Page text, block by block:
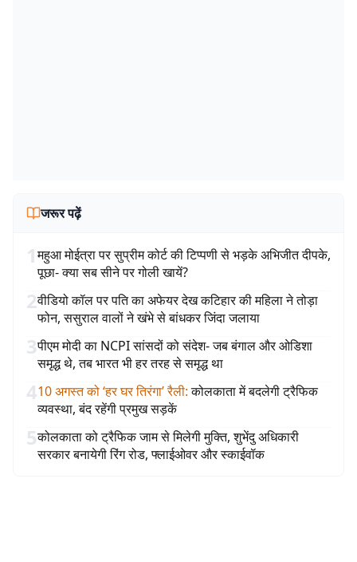
जरूर पढ़ें
1महुआ मोईत्रा पर सुप्रीम कोर्ट की टिप्पणी से भड़के अभिजीत दीपके,
पूछा- क्या सब सीने पर गोली खायें?
2वीडियो कॉल पर पति का अफेयर देख कटिहार की महिला ने तोड़ा
फोन, ससुराल वालों ने खंभे से बांधकर जिंदा जलाया
3पीएम मोदी का NCPI सांसदों को संदेश- जब बंगाल और ओडिशा
समृद्ध थे, तब भारत भी हर तरह से समृद्ध था
410 अगस्त को ‘हर घर तिरंगा’ रैली: कोलकाता में बदलेगी ट्रैफिक
व्यवस्था, बंद रहेंगी प्रमुख सड़कें
5कोलकाता को ट्रैफिक जाम से मिलेगी मुक्ति, शुभेंदु अधिकारी
सरकार बनायेगी रिंग रोड, फ्लाईओवर और स्काईवॉक